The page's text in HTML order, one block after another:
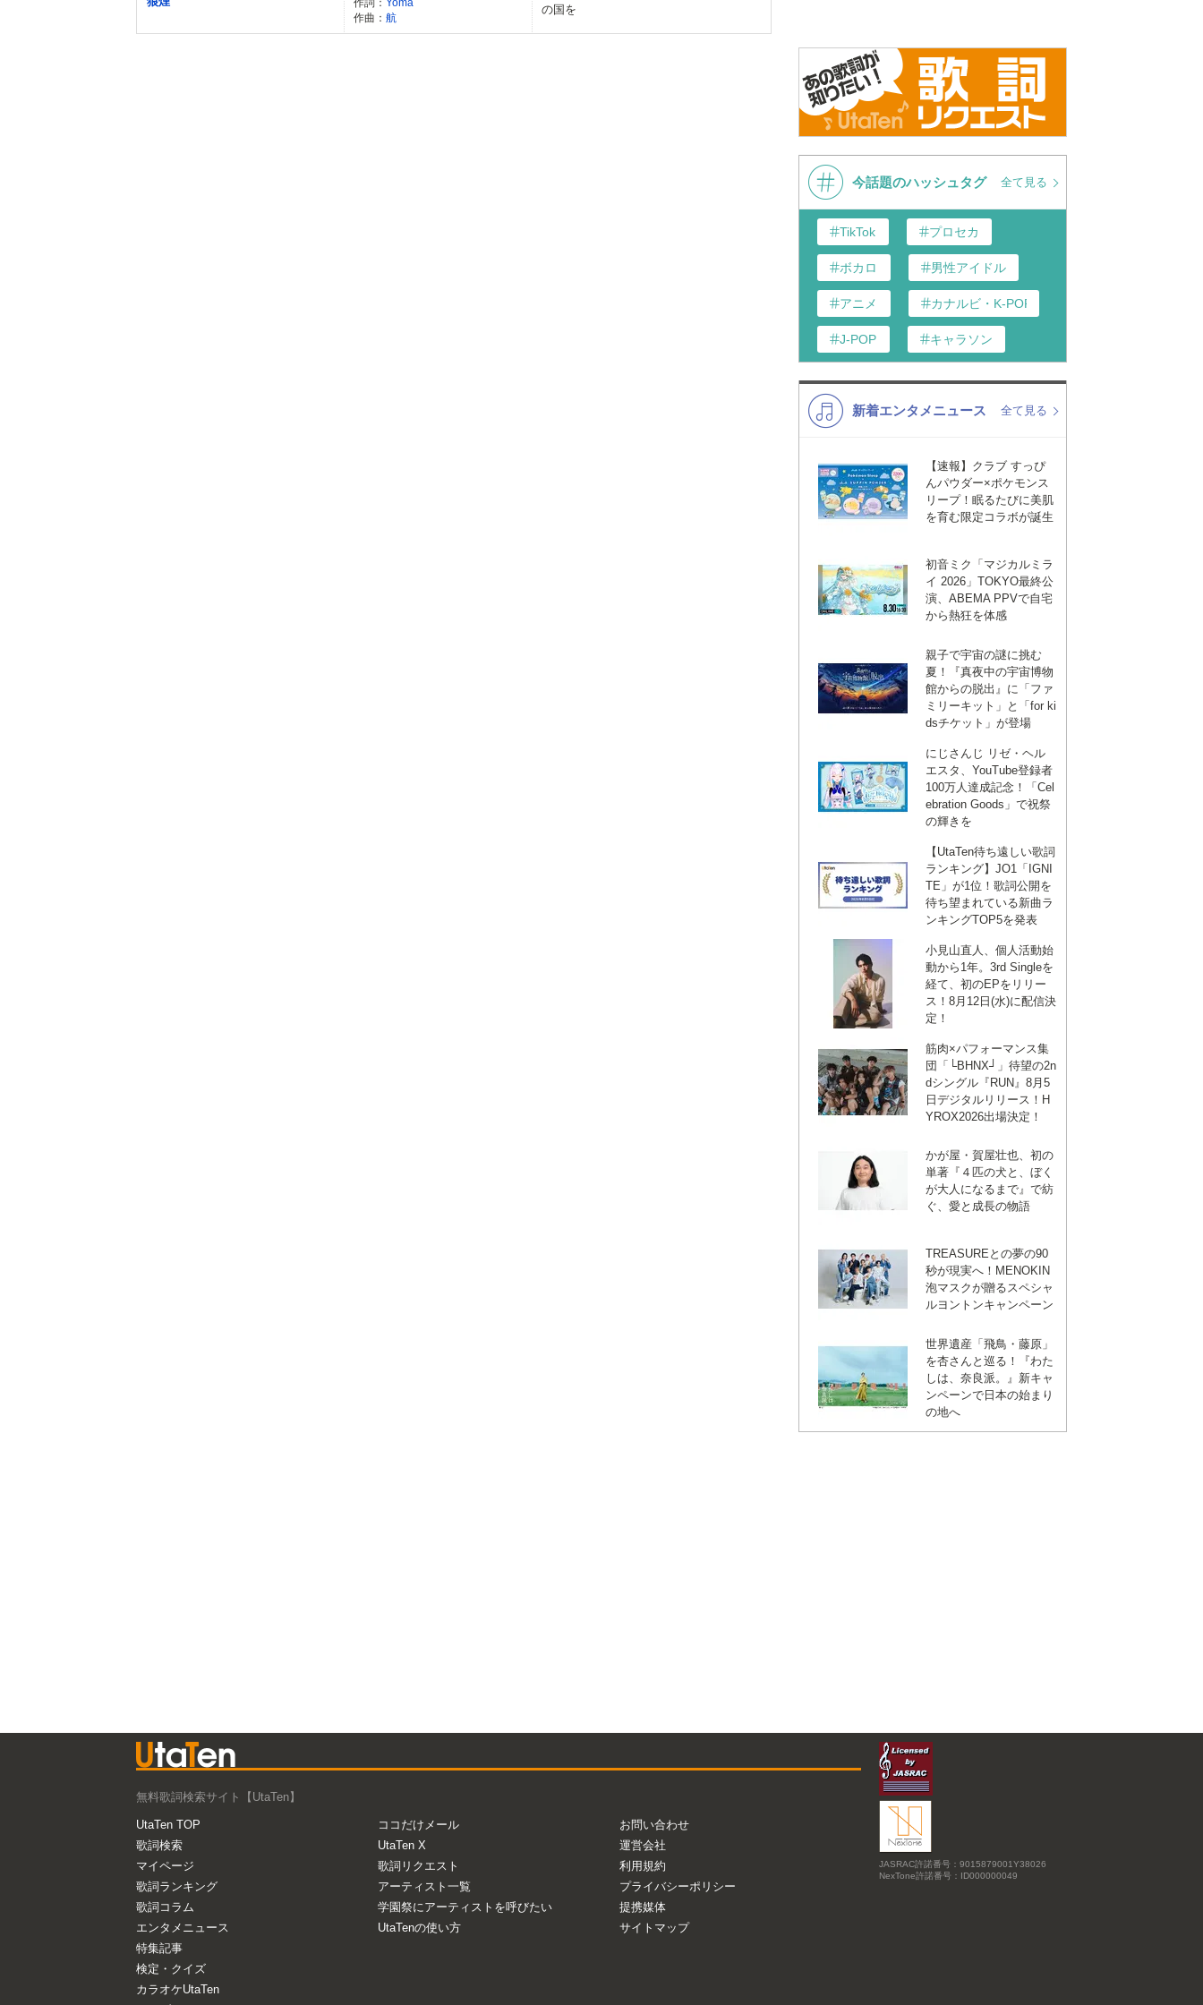
作曲： 航
の国を
今話題のハッシュタグ 全て見る
TikTok プロセカ
ボカロ 男性アイドル
アニメ カナルビ・K-POP和訳
J-POP キャラソン
K-POP 演歌・歌謡
VTuber ディズニー
新着エンタメニュース 全て見る
【速報】クラブ すっぴ
んパウダー×ポケモンス
リープ！眠るたびに美肌
を育む限定コラボが誕生
初音ミク「マジカルミラ
イ 2026」TOKYO最終公
演、ABEMA PPVで自宅
から熱狂を体感
親子で宇宙の謎に挑む
夏！『真夜中の宇宙博物
館からの脱出』に「ファ
ミリーキット」と「for ki
dsチケット」が登場
にじさんじ リゼ・ヘル
エスタ、YouTube登録者
100万人達成記念！「Cel
ebration Goods」で祝祭
の輝きを
【UtaTen待ち遠しい歌詞
ランキング】JO1「IGNI
TE」が1位！歌詞公開を
待ち望まれている新曲ラ
ンキングTOP5を発表
小見山直人、個人活動始
動から1年。3rd Singleを
経て、初のEPをリリー
ス！8月12日(水)に配信決
定！
筋肉×パフォーマンス集
団「└BHNX┘」待望の2n
dシングル『RUN』8月5
日デジタルリリース！H
YROX2026出場決定！
かが屋・賀屋壮也、初の
単著『４匹の犬と、ぼく
が大人になるまで』で紡
ぐ、愛と成長の物語
TREASUREとの夢の90
秒が現実へ！MENOKIN
泡マスクが贈るスペシャ
ルヨントンキャンペーン
世界遺産「飛鳥・藤原」
を杏さんと巡る！『わた
しは、奈良派。』新キャ
ンペーンで日本の始まり
の地へ
無料歌詞検索サイト【UtaTen】
UtaTen TOP
歌詞検索
マイページ
歌詞ランキング
歌詞コラム
エンタメニュース
特集記事
検定・クイズ
カラオケUtaTen
ココだけメール
UtaTen X
歌詞リクエスト
アーティスト一覧
学園祭にアーティストを呼びたい
UtaTenの使い方
お問い合わせ
運営会社
利用規約
プライバシーポリシー
提携媒体
サイトマップ
JASRAC許諾番号：9015879001Y38026
NexTone許諾番号：ID000000049